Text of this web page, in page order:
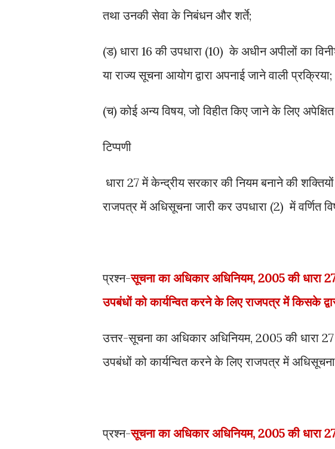
तथा उनकी सेवा के निबंधन और शर्ते;
(ड) धारा 16 की उपधारा (10) के अधीन अपीलों का
या राज्य सूचना आयोग द्वारा अपनाई जाने वाली प्रक्रिया;
(च) कोई अन्य विषय, जो विहीत किए जाने के लिए अपेक्षित
टिप्पणी
धारा 27 में केन्द्रीय सरकार की नियम बनाने की
राजपत्र में अधिसूचना जारी कर उपधारा (2) में वर्णित
प्रश्न-सूचना का अधिकार अधिनियम, 2005 की धारा
उपबंधों को कार्यन्वित करने के लिए राजपत्र में किसके
उत्तर-सूचना का अधिकार अधिनियम, 2005 की धारा
उपबंधों को कार्यन्वित करने के लिए राजपत्र में अधिसूचना
प्रश्न-सूचना का अधिकार अधिनियम, 2005 की धारा